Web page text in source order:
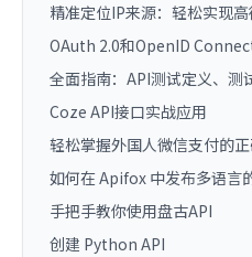
精准定位IP来源：轻松实现
OAuth 2.0和OpenID
全面指南：API测试定义、测
Coze API接口实战应用
轻松掌握外国人微信支付的
如何在 Apifox 中发布多语言
手把手教你使用盘古API
创建 Python API